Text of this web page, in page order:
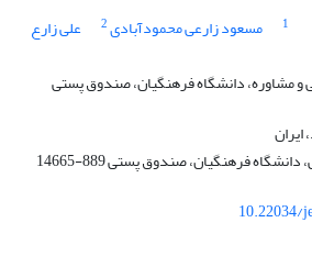
1 مسعود زارعی محمودآبادی2 علی زارع
و مشاوره، دانشگاه فرهنگیان، صندوق پستی
استادیار گروه علوم تربیتی، دانشگاه فرهنگیان، صندوق پستی 889-14665
10.22034/